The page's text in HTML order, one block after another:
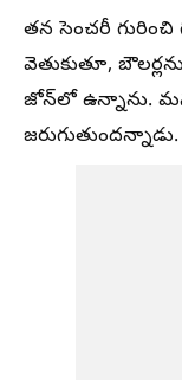
తన సెంచరీ
వెతుకుతూ,
జోన్‌లో ఉన్నాను.
జరుగుతుందన్నాడు.